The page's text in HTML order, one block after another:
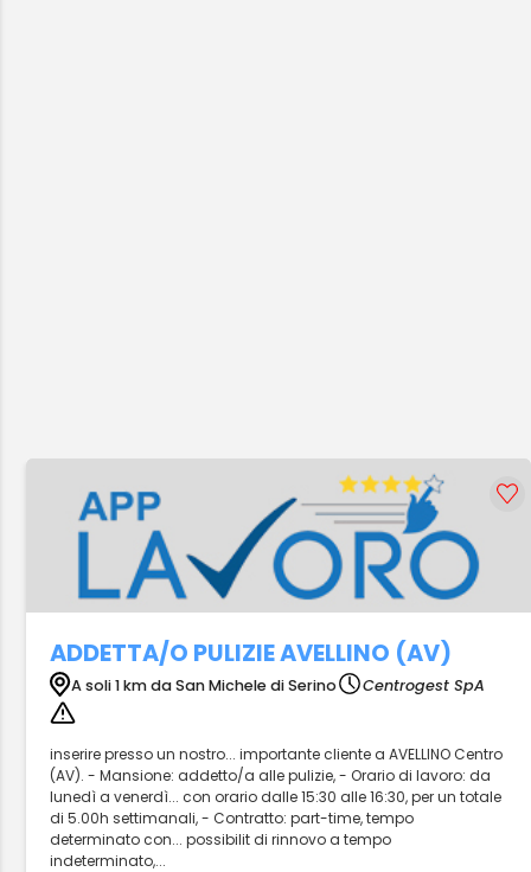
ADDETTA/O PULIZIE AVELLINO (AV)
A soli 1 km da San Michele di Serino Centrogest SpA
inserire presso un nostro... importante cliente a AVELLINO Centro
(AV). - Mansione: addetto/a alle pulizie, - Orario di lavoro: da
lunedì a venerdì... con orario dalle 15:30 alle 16:30, per un totale
di 5.00h settimanali, - Contratto: part-time, tempo
determinato con... possibilit di rinnovo a tempo
indeterminato,...